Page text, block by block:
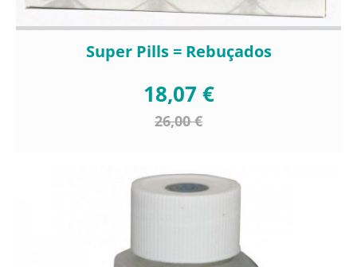
Super Pills = Rebuçados
18,07 €
26,00 €